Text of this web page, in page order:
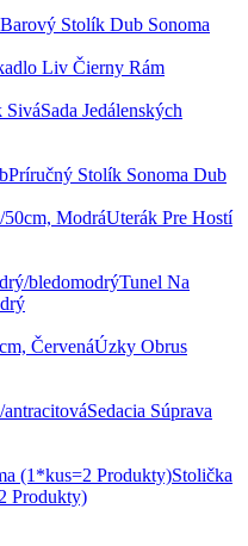
Barový Stolík Dub Sonoma
Liv Čierny Rám
Sada Jedálenských
Príručný Stolík Sonoma Dub
Uterák Pre Hostí
Tunel Na
Úzky Obrus
Sedacia Súprava
Stolička
Produkty)